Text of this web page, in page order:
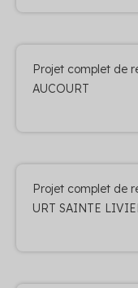
Projet complet de
AUCOURT
Projet complet de
URT SAINTE